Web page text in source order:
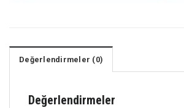
Değerlendirmeler (0)
Değerlendirmeler